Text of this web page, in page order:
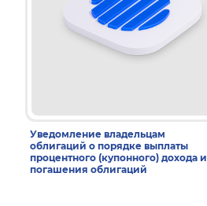
Уведомление владельцам
облигаций о порядке выплаты
процентного (купонного) дохода и
погашения облигаций